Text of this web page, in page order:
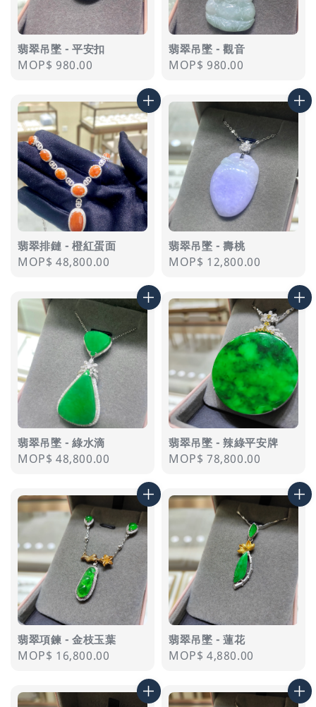
翡翠吊墜 - 平安扣
Regular
MOP$ 980.00
翡翠吊墜 - 觀音
Regular
MOP$ 980.00
翡翠排鏈 - 橙紅蛋面
Regular
MOP$ 48,800.00
翡翠吊墜 - 壽桃
Regular
MOP$ 12,800.00
翡翠吊墜 - 綠水滴
Regular
MOP$ 48,800.00
翡翠吊墜 - 辣綠平安牌
Regular
MOP$ 78,800.00
翡翠項鍊 - 金枝玉葉
Regular
MOP$ 16,800.00
翡翠吊墜 - 蓮花
Regular
MOP$ 4,880.00